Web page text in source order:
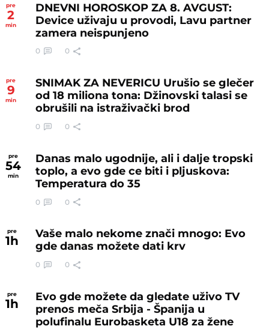
pre
2
min
DNEVNI HOROSKOP ZA 8. AVGUST:
Device uživaju u provodi, Lavu partner
zamera neispunjeno
0 0
pre
9
min
SNIMAK ZA NEVERICU Urušio se glečer
od 18 miliona tona: Džinovski talasi se
obrušili na istraživački brod
0 0
pre
54
min
Danas malo ugodnije, ali i dalje tropski
toplo, a evo gde ce biti i pljuskova:
Temperatura do 35
0 0
pre
1h
Vaše malo nekome znači mnogo: Evo
gde danas možete dati krv
0 0
pre
1h
Evo gde možete da gledate uživo TV
prenos meča Srbija - Španija u
polufinalu Eurobasketa U18 za žene